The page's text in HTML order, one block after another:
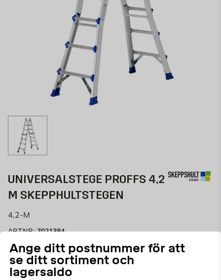
Ange ditt postnummer för att
se ditt sortiment och
lagersaldo
UNIVERSALSTEGE PROFFS 4,2
M SKEPPHULTSTEGEN
4,2-M
ART.NR:7021384
Stegemed många användningsområden.